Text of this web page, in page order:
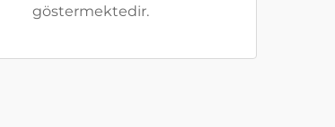
göstermektedir.